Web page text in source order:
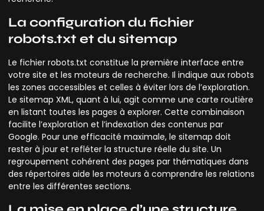
La configuration du fichier
robots.txt et du sitemap
Le fichier robots.txt constitue la première interface entre
votre site et les moteurs de recherche. Il indique aux robots
les zones accessibles et celles à éviter lors de l’exploration.
Le sitemap XML, quant à lui, agit comme une carte routière
en listant toutes les pages à explorer. Cette combinaison
facilite l’exploration et l’indexation des contenus par
Google. Pour une efficacité maximale, le sitemap doit
rester à jour et refléter la structure réelle du site. Un
regroupement cohérent des pages par thématiques dans
des répertoires aide les moteurs à comprendre les relations
entre les différentes sections.